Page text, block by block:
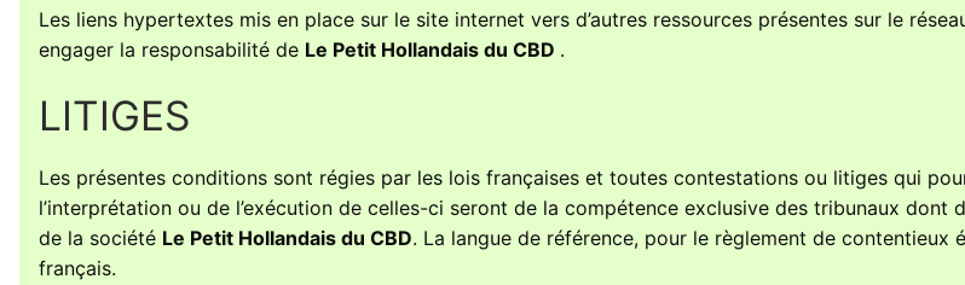
Les liens hypertextes mis en place sur le site internet vers d’autres ressources présentes sur le
engager la responsabilité de Le Petit Hollandais du CBD .
LITIGES
Les présentes conditions sont régies par les lois françaises et toutes contestations ou litiges qui
l’interprétation ou de l’exécution de celles-ci seront de la compétence exclusive des tribunaux dont
de la société Le Petit Hollandais du CBD. La langue de référence, pour le règlement de contentieux
français.